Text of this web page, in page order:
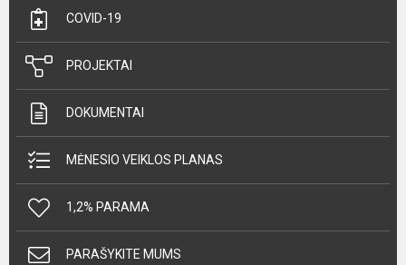
COVID-19
PROJEKTAI
DOKUMENTAI
MĖNESIO VEIKLOS PLANAS
1,2% PARAMA
PARAŠYKITE MUMS